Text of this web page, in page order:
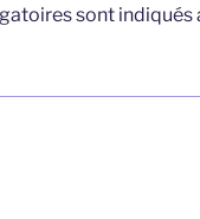
sont indiqués